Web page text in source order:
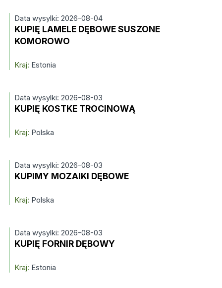
Data wysylki: 2026-08-04
KUPIĘ LAMELE DĘBOWE SUSZONE
KOMOROWO
Kraj: Estonia
Data wysylki: 2026-08-03
KUPIĘ KOSTKE TROCINOWĄ
Kraj: Polska
Data wysylki: 2026-08-03
KUPIMY MOZAIKI DĘBOWE
Kraj: Polska
Data wysylki: 2026-08-03
KUPIĘ FORNIR DĘBOWY
Kraj: Estonia